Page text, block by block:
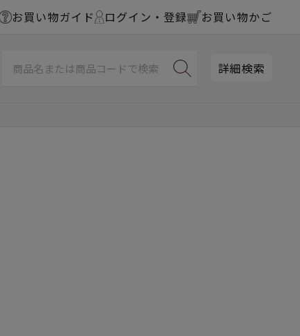
お買い物ガイド ログイン・登録 お買い物かご
詳細検索